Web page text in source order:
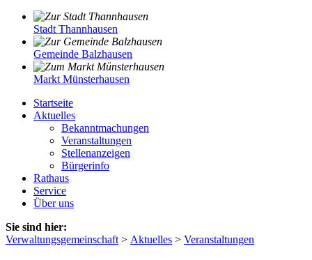
Stadt Thannhausen
Gemeinde Balzhausen
Markt Münsterhausen
Startseite
Aktuelles
Bekanntmachungen
Veranstaltungen
Stellenanzeigen
Bürgerinfo
Rathaus
Service
Über uns
Sie sind hier:
Verwaltungsgemeinschaft > Aktuelles > Veranstaltungen